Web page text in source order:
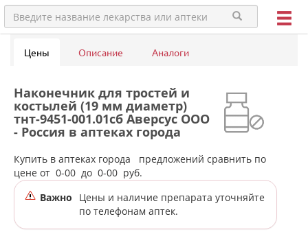
Цены Описание Аналоги
Наконечник для тростей и
костылей (19 мм диаметр)
тнт-9451-001.01сб Аверсус ООО
- Россия в аптеках города
Купить в аптеках города
предложений сравнить по
цене от 0-00 до 0-00 руб.
Важно
Цены и наличие препарата уточняйте
по телефонам аптек.